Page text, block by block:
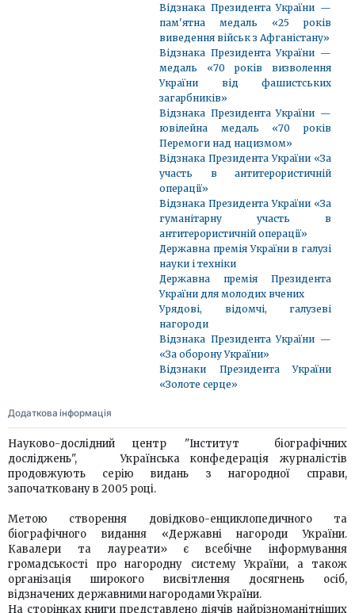
Відзнака Президента України —
пам'ятна медаль «25 років
виведення військ з Афганістану»
Відзнака Президента України —
медаль «70 років визволення
України від фашистських
загарбників»
Відзнака Президента України —
ювілейна медаль «70 років
Перемоги над нацизмом»
Відзнака Президента України «За
участь в антитерористичній
операції»
Відзнака Президента України «За
гуманітарну участь в
антитерористичній операції»
Державна премія України в галузі
науки і техніки
Державна премія Президента
України для молодих вчених
Урядові, відомчі, галузеві
нагороди
Відзнака Президента України —
«За оборону України»
Відзнаки Президента України
«Золоте серце»
Додаткова інформація
Науково-дослідний центр "Інститут біографічних
досліджень", Українська конфедерація журналістів
продовжують серію видань з нагородної справи,
започатковану в 2005 році.
Метою створення довідково-енциклопедичного та
біографічного видання «Державні нагороди України.
Кавалери та лауреати» є всебічне інформування
громадськості про нагородну систему України, а також
організація широкого висвітлення досягнень осіб,
відзначених державними нагородами України.
На сторінках книги представлено діячів найрізноманітніших